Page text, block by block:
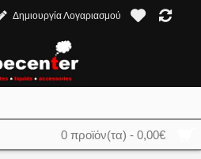
Δημιουργία Λογαριασμού
0 προϊόν(τα) - 0,00€